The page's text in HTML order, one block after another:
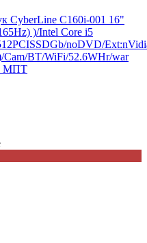
CyberLine C160i-001 16"
)/Intel Core i5
noDVD/
Cam/BT/WiFi/52.6WHr/war
МПТ